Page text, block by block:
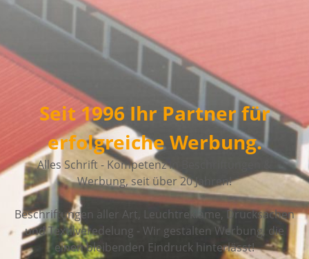
Seit 1996 Ihr Partner für
erfolgreiche Werbung.
Alles Schrift - Kompetenz in Beschriftungen &
Werbung, seit über 20 Jahren!
Beschriftungen aller Art, Leuchtreklame, Drucksachen
und Textilveredelung - Wir gestalten Werbung, die
einen bleibenden Eindruck hinterlässt!